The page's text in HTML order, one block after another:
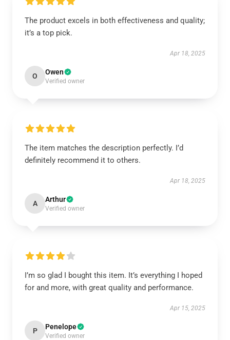
The product excels in both effectiveness and quality;
it’s a top pick.
Apr 18, 2025
O Owen
Verified owner
The item matches the description perfectly. I’d
definitely recommend it to others.
Apr 18, 2025
A Arthur
Verified owner
I’m so glad I bought this item. It’s everything I hoped
for and more, with great quality and performance.
Apr 15, 2025
P Penelope
Verified owner